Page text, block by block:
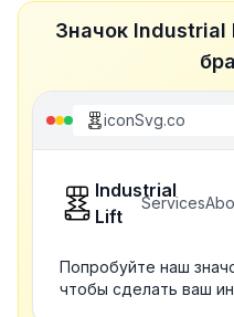
Значок Industrial
iconSvg.co
Industrial
Lift
Services
Попробуйте наш
чтобы сделать ваш